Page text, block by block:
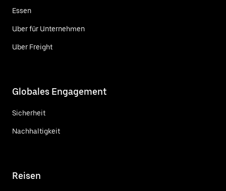
Essen
Uber für Unternehmen
Uber Freight
Globales Engagement
Sicherheit
Nachhaltigkeit
Reisen